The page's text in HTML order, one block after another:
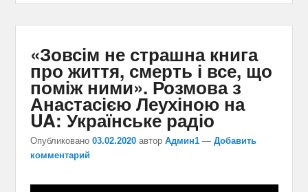
«Зовсім не страшна книга
про життя, смерть і все, що
поміж ними». Розмова з
Анастасією Леухіною на
UA: Українське радіо
Опубликовано 03.02.2020 автор Админ1 — Добавить
комментарий